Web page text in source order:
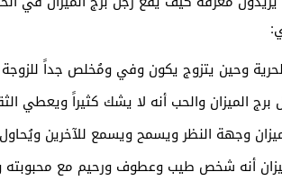
وحين يتزوج يكون وفي ومُخلص جداً للزوجة
الميزان والحب أنه لا يشك كثيراً ويعطي
وجهة النظر ويسمح ويسمع للآخرين
أنه شخص طيب وعطوف ورحيم مع محبوبته